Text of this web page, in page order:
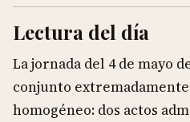
Lectura del día
La jornada del 4 de mayo
conjunto
homogéneo: dos actos